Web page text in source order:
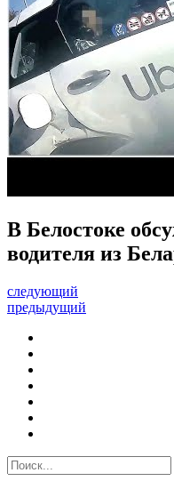
В Белостоке
водителя из
следующий
предыдущий